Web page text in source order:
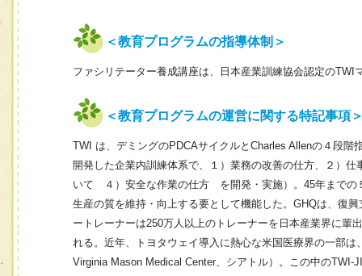
＜教育プログラムの指導体制＞
ファシリテーター養成講座は、日本産業訓練協会認定のTWI
＜教育プログラムの運営に関する特記事項
TWI は、デミングのPDCAサイクルとCharles Allenの４段
開発した企業内訓練体系で、１）業務の改善の仕方、２）
いて ４）安全な作業の仕方 を開発・実施）。45年までの
生産の質を維持・向上する要として機能した。GHQは、復
ートレーナーは250万人以上のトレーナーを日本産業界に輩
れる。近年、トヨタウェイ導入に熱心な米国医療界の一部
Virginia Mason Medical Center、シアトル）。この中の